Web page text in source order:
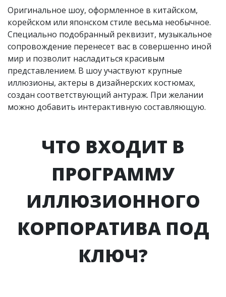
Оригинальное шоу, оформленное в китайском,
корейском или японском стиле весьма необычное.
Специально подобранный реквизит, музыкальное
сопровождение перенесет вас в совершенно иной
мир и позволит насладиться красивым
представлением. В шоу участвуют крупные
иллюзионы, актеры в дизайнерских костюмах,
создан соответствующий антураж. При желании
можно добавить интерактивную составляющую.
ЧТО ВХОДИТ В
ПРОГРАММУ
ИЛЛЮЗИОННОГО
КОРПОРАТИВА ПОД
КЛЮЧ?